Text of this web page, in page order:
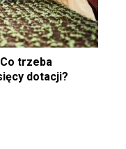
trzeba
dotacji?